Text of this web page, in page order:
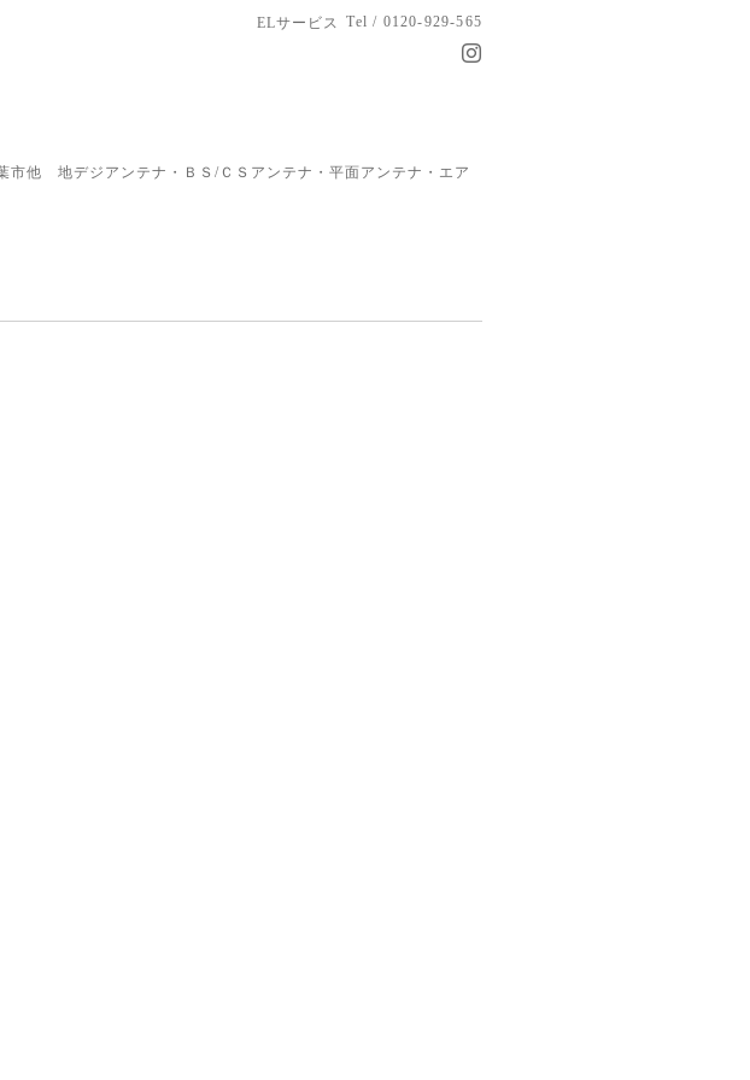
ELサービス Tel / 0120-929-565
市他 地デジアンテナ・ＢＳ/ＣＳアンテナ・平面アンテナ・エア